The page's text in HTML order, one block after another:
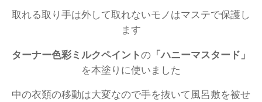
取れる取り手は外して取れないモノはマステで保護し
ます
ターナー色彩ミルクペイントの 「ハニーマスタード」
を本塗りに使いました
中の衣類の移動は大変なので手を抜いて風呂敷を被せ